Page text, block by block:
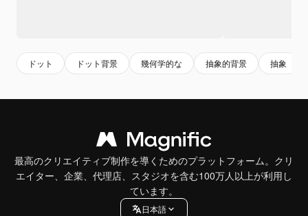
ドット ドット背景 幾何学的な 抽象的背景 抽象
最高のクリエイティブ制作を導くためのプラットフォーム。クリ
エイター、企業、代理店、スタジオを含む100万人以上が利用し
ています。
日本語